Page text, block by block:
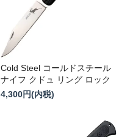
Cold Steel コールドスチール
ナイフ クドュ リング ロック
4,300円(内税)